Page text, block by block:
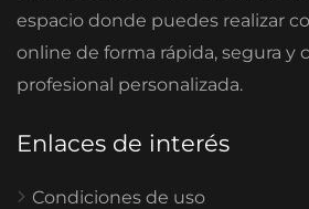
espacio donde puedes realizar
online de forma rápida, segura y
profesional personalizada.
Enlaces de interés
Condiciones de uso